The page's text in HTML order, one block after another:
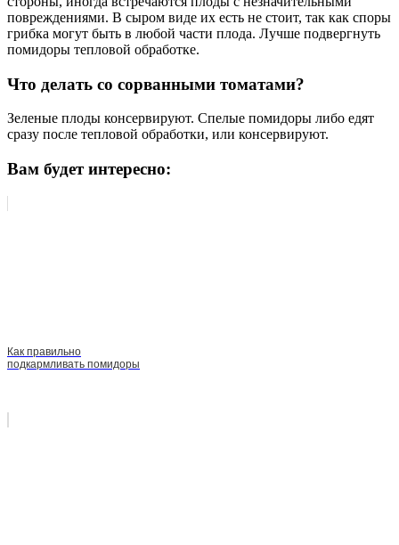
повреждениями. В сыром виде их есть не стоит, так как споры
грибка могут быть в любой части плода. Лучше подвергнуть
помидоры тепловой обработке.
Что делать со сорванными томатами?
Зеленые плоды консервируют. Спелые помидоры либо едят
сразу после тепловой обработки, или консервируют.
Вам будет интересно:
Как правильно
подкармливать помидоры